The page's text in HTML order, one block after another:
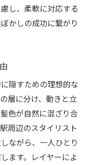
し、柔軟に対応する
かしの成功に繋がり
隠すための理想的な
層に分け、動きと立
色が自然に混ざり合
周辺のスタイリスト
ながら、一人ひとり
ます。レイヤーによ